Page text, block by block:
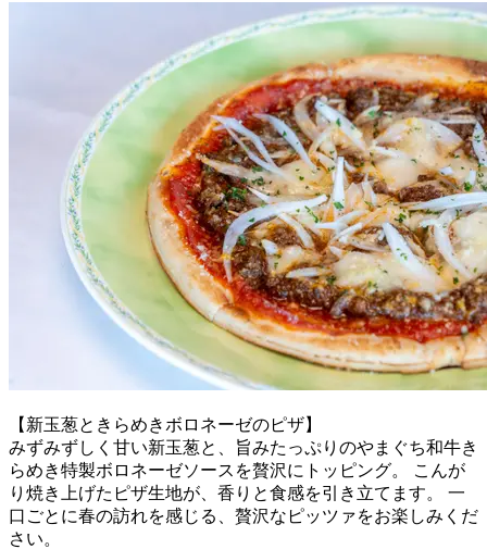
【新玉葱ときらめきボロネーゼのピザ】
みずみずしく甘い新玉葱と、旨みたっぷりのやまぐち和牛き
らめき特製ボロネーゼソースを贅沢にトッピング。 こんが
り焼き上げたピザ生地が、香りと食感を引き立てます。 一
口ごとに春の訪れを感じる、贅沢なピッツァをお楽しみくだ
さい。